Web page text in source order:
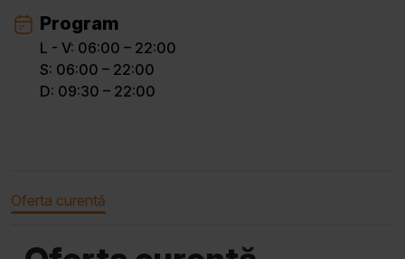
Program
L - V: 06:00 – 22:00
S: 06:00 – 22:00
D: 09:30 – 22:00
Oferta curentă